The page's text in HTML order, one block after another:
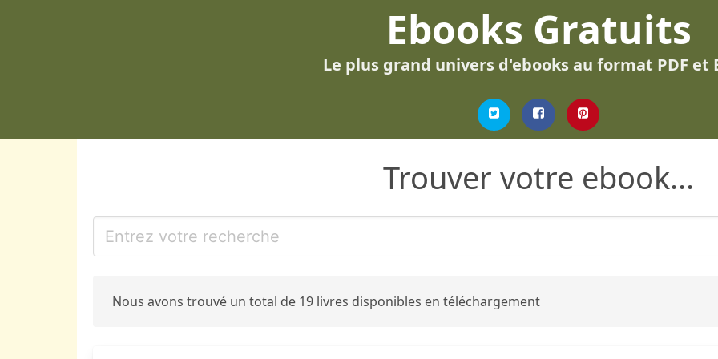
Ebooks Gratuits
Le plus grand univers d'ebooks au format PDF et
Trouver votre ebook...
Nous avons trouvé un total de 19 livres disponibles en téléchargement